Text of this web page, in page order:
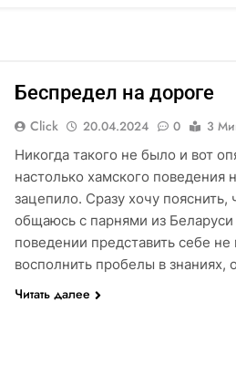
Беспредел на дороге
Click 20.04.2024 0
3
Никогда такого не было и вот
настолько хамского поведения
зацепило. Сразу хочу
общаюсь с парнями из
поведении представить себе
восполнить пробелы в знаниях,
Читать далее